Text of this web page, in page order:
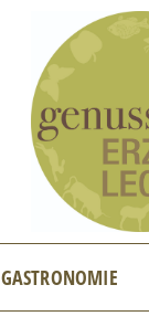
GASTRONOMIE